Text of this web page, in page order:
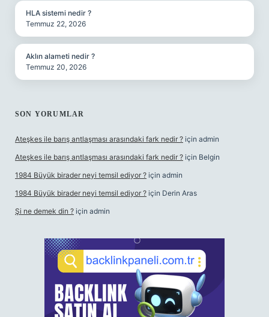
HLA sistemi nedir ?
Temmuz 22, 2026
Aklın alameti nedir ?
Temmuz 20, 2026
SON YORUMLAR
Ateşkes ile barış antlaşması arasındaki fark nedir ? için admin
Ateşkes ile barış antlaşması arasındaki fark nedir ? için Belgin
1984 Büyük birader neyi temsil ediyor ? için admin
1984 Büyük birader neyi temsil ediyor ? için Derin Aras
Şi ne demek din ? için admin